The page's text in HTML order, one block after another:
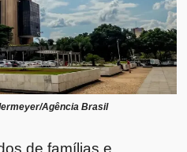
Agência Brasil
de famílias e